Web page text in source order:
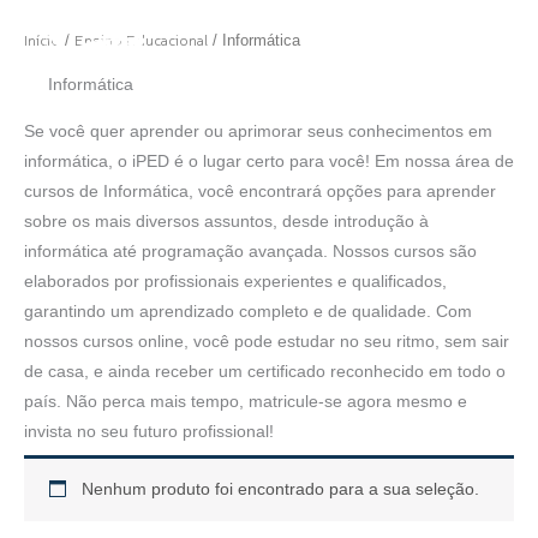
paraInício / Ensino Educacional / Informática
Informática
Se você quer aprender ou aprimorar seus conhecimentos em
informática, o iPED é o lugar certo para você! Em nossa área de
cursos de Informática, você encontrará opções para aprender
sobre os mais diversos assuntos, desde introdução à
informática até programação avançada. Nossos cursos são
elaborados por profissionais experientes e qualificados,
garantindo um aprendizado completo e de qualidade. Com
nossos cursos online, você pode estudar no seu ritmo, sem sair
de casa, e ainda receber um certificado reconhecido em todo o
país. Não perca mais tempo, matricule-se agora mesmo e
invista no seu futuro profissional!
Nenhum produto foi encontrado para a sua seleção.